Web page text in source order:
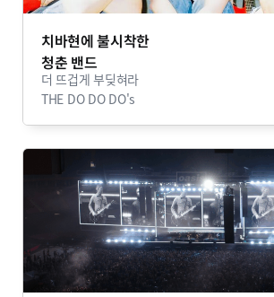
치바현에 불시착한
청춘 밴드
더 뜨겁게 부딪혀라
THE DO DO DO's